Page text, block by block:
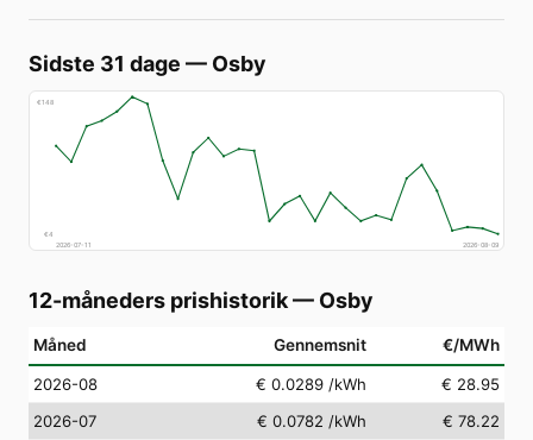
Sidste 31 dage — Osby
€148
€4
2026-07-11
2026-08-09
12-måneders prishistorik— Osby
Måned Gennemsnit €/MWh
2026-08 € 0.0289 /kWh
€ 28.95
2026-07
€ 0.0782 /kWh
€ 78.22